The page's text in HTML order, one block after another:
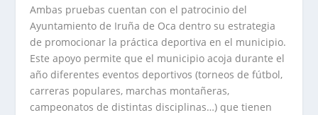
Ambas pruebas cuentan con el patrocinio del
Ayuntamiento de Iruña de Oca dentro su estrategia
de promocionar la práctica deportiva en el municipio.
Este apoyo permite que el municipio acoja durante el
año diferentes eventos deportivos (torneos de fútbol,
carreras populares, marchas montañeras,
campeonatos de distintas disciplinas…) que tienen